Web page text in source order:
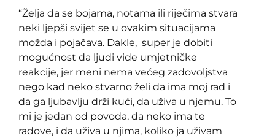
“Želja da se bojama, notama ili riječima stvara
neki ljepši svijet se u ovakim situacijama
možda i pojačava. Dakle, super je dobiti
mogućnost da ljudi vide umjetničke
reakcije, jer meni nema većeg zadovoljstva
nego kad neko stvarno želi da ima moj rad i
da ga ljubavlju drži kući, da uživa u njemu. To
mi je jedan od povoda, da neko ima te
radove, i da uživa u njima, koliko ja uživam